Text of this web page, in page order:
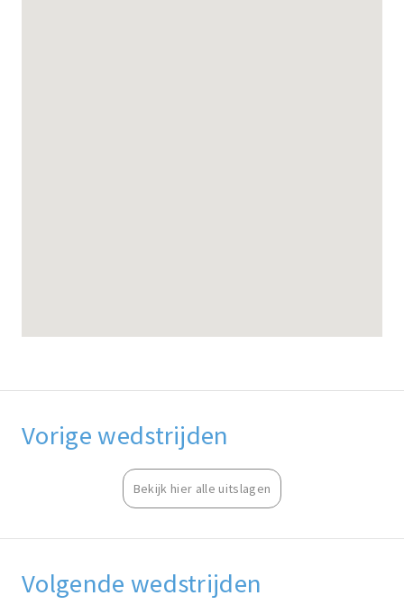
Vorige wedstrijden
Bekijk hier alle uitslagen
Volgende wedstrijden